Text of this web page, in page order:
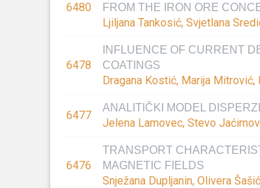
6480
FROM THE IRON ORE
Ljiljana Tankosić, Svjetlana
6478
INFLUENCE OF CURRENT
COATINGS
Dragana Kostić, Marija
6477
ANALITIČKI MODEL
Jelena Lamovec, Stevo
6476
TRANSPORT
MAGNETIC FIELDS
Snježana Dupljanin, Olivera